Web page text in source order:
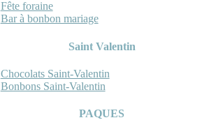
Fête foraine
Bar à bonbon mariage
Saint Valentin
Chocolats Saint-Valentin
Bonbons Saint-Valentin
PAQUES